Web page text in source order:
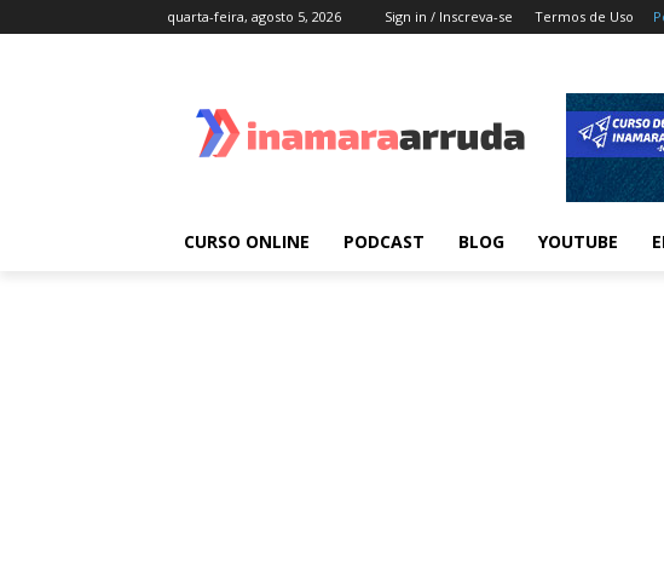
quarta-feira, agosto 5, 2026 Sign in / Inscreva-se Termos de Uso
CURSO ONLINE PODCAST BLOG YOUTUBE